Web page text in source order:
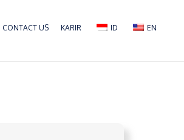
CONTACT US KARIR ID EN